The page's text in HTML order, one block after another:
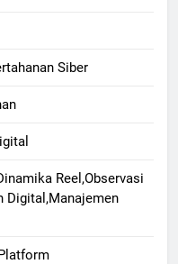
Siber
Reel,Observasi
Digital,Manajemen